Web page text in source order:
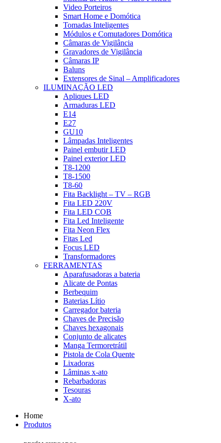
Video Porteiros
Smart Home e Domótica
Tomadas Inteligentes
Módulos e Comutadores Domótica
Câmaras de Vigilância
Gravadores de Vigilância
Câmaras IP
Baluns
Extensores de Sinal – Amplificadores
ILUMINAÇÃO LED
Apliques LED
Armaduras LED
E14
E27
GU10
Lâmpadas Inteligentes
Painel embutir LED
Painel exterior LED
T8-1200
T8-1500
T8-60
Fita Backlight – TV – RGB
Fita LED 220V
Fita LED COB
Fita Led Inteligente
Fita Neon Flex
Fitas Led
Focus LED
Transformadores
FERRAMENTAS
Aparafusadoras a bateria
Alicate de Pontas
Berbequim
Baterias Lítio
Carregador bateria
Chaves de Precisão
Chaves hexagonais
Conjunto de alicates
Manga Termoretrátil
Pistola de Cola Quente
Lixadoras
Lâminas x-ato
Rebarbadoras
Tesouras
X-ato
Home
Produtos